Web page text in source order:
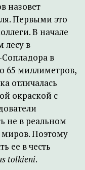
назовет
Первыми это
В начале
лесу в
в
65 миллиметров,
отличалась
окраской с
не в реальном
Поэтому
ее в честь
tolkieni.